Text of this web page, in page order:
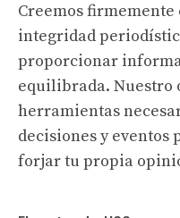
Creemos
integridad
proporcionar
equilibrada. Nuestro
herramientas
decisiones y
forjar tu propia